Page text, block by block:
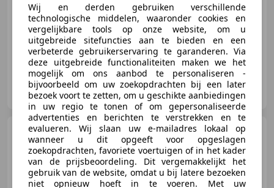
01/2013 190.058 km Benzine
55 kW (75 PK)
De Automakelaar Gelderland
NL-3843 WN HARDERWIJK
Renault Twingo1.2-16V
Dynamique cruise control
NIEUWE APK!
Wij en derden gebruiken verschillende
technologische middelen, waaronder cookies en
vergelijkbare tools op onze website, om u
uitgebreide sitefuncties aan te bieden en een
verbeterde gebruikerservaring te garanderen. Via
deze uitgebreide functionaliteiten maken we het
mogelijk om ons aanbod te personaliseren -
bijvoorbeeld om uw zoekopdrachten bij een later
bezoek voort te zetten, om u geschikte aanbiedingen
in uw regio te tonen of om gepersonaliseerde
advertenties en berichten te verstrekken en te
evalueren. Wij slaan uw e-mailadres lokaal op
wanneer u dit opgeeft voor opgeslagen
zoekopdrachten, favoriete voertuigen of in het kader
van de prijsbeoordeling. Dit vergemakkelijkt het
gebruik van de website, omdat u bij latere bezoeken
niet opnieuw hoeft in te voeren. Met uw